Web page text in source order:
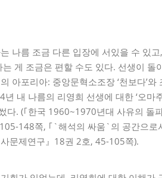
나름 조금 다른 입장에 서있을 수 있
게 조금은 편할 수도 있다. 선생이 돌
아포리아: 중앙문혁소조장 ‘천보다’
내 나름의 리영희 선생에 대한 ‘오마
다. (｢한국 1960~1970년대 사유의 돌
148쪽, ｢`해석의 싸움`의 공간으로
문제연구』18권 2호, 45-105쪽).